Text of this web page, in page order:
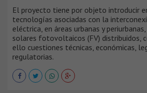
El proyecto tiene por objeto introducir
tecnologías asociadas con la
eléctrica, en áreas urbanas y
solares fotovoltaicos (FV) distribuidos,
ello cuestiones técnicas, económicas,
regulatorias.